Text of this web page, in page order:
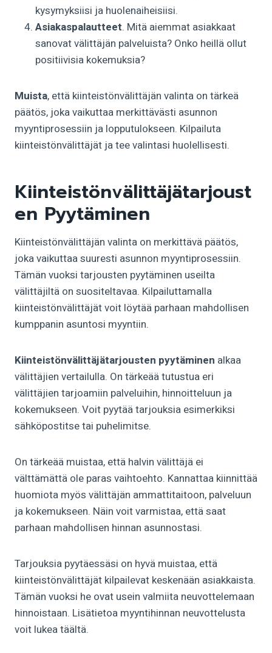
kysymyksiisi ja huolenaiheisiisi.
Asiakaspalautteet. Mitä aiemmat asiakkaat
sanovat välittäjän palveluista? Onko heillä ollut
positiivisia kokemuksia?
Muista, että kiinteistönvälittäjän valinta on tärkeä
päätös, joka vaikuttaa merkittävästi asunnon
myyntiprosessiin ja lopputulokseen. Kilpailuta
kiinteistönvälittäjät ja tee valintasi huolellisesti.
Kiinteistönvälittäjätarjoust
En Pyytäminen
Kiinteistönvälittäjän valinta on merkittävä päätös,
joka vaikuttaa suuresti asunnon myyntiprosessiin.
Tämän vuoksi tarjousten pyytäminen useilta
välittäjiltä on suositeltavaa. Kilpailuttamalla
kiinteistönvälittäjät voit löytää parhaan mahdollisen
kumppanin asuntosi myyntiin.
Kiinteistönvälittäjätarjousten pyytäminen alkaa
välittäjien vertailulla. On tärkeää tutustua eri
välittäjien tarjoamiin palveluihin, hinnoitteluun ja
kokemukseen. Voit pyytää tarjouksia esimerkiksi
sähköpostitse tai puhelimitse.
On tärkeää muistaa, että halvin välittäjä ei
välttämättä ole paras vaihtoehto. Kannattaa kiinnittää
huomiota myös välittäjän ammattitaitoon, palveluun
ja kokemukseen. Näin voit varmistaa, että saat
parhaan mahdollisen hinnan asunnostasi.
Tarjouksia pyytäessäsi on hyvä muistaa, että
kiinteistönvälittäjät kilpailevat keskenään asiakkaista.
Tämän vuoksi he ovat usein valmiita neuvottelemaan
hinnoistaan. Lisätietoa myyntihinnan neuvottelusta
voit lukea täältä.